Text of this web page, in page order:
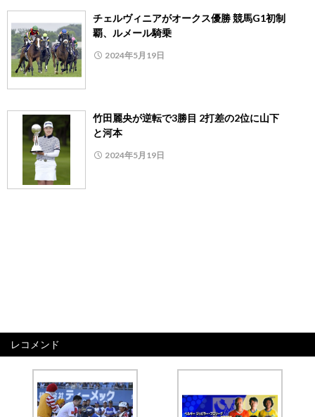
チェルヴィニアがオークス優勝 競馬G1初制
覇、ルメール騎乗
2024年5月19日
竹田麗央が逆転で3勝目 2打差の2位に山下
と河本
2024年5月19日
レコメンド